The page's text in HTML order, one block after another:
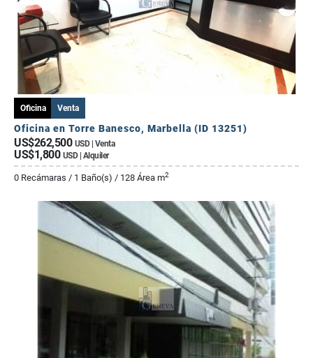
Oficina Venta
Oficina en Torre Banesco, Marbella (ID 13251)
US$262,500 USD | Venta
US$1,800 USD | Alquiler
0 Recámaras / 1 Baño(s) / 128 Área m2